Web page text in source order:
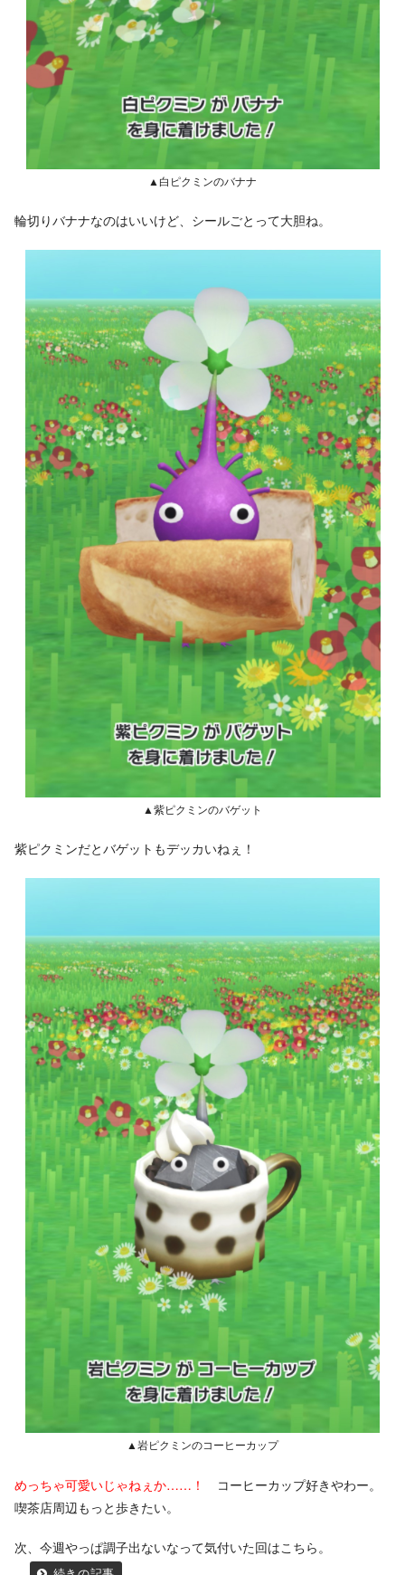
▲白ピクミンのバナナ
輪切りバナナなのはいいけど、シールごとって大胆ね。
▲紫ピクミンのバゲット
紫ピクミンだとバゲットもデッカいねぇ！
▲岩ピクミンのコーヒーカップ
めっちゃ可愛いじゃねぇか……！
コーヒーカップ好きやわー。
喫茶店周辺もっと歩きたい。
次、今週やっぱ調子出ないなって気付いた回はこちら。